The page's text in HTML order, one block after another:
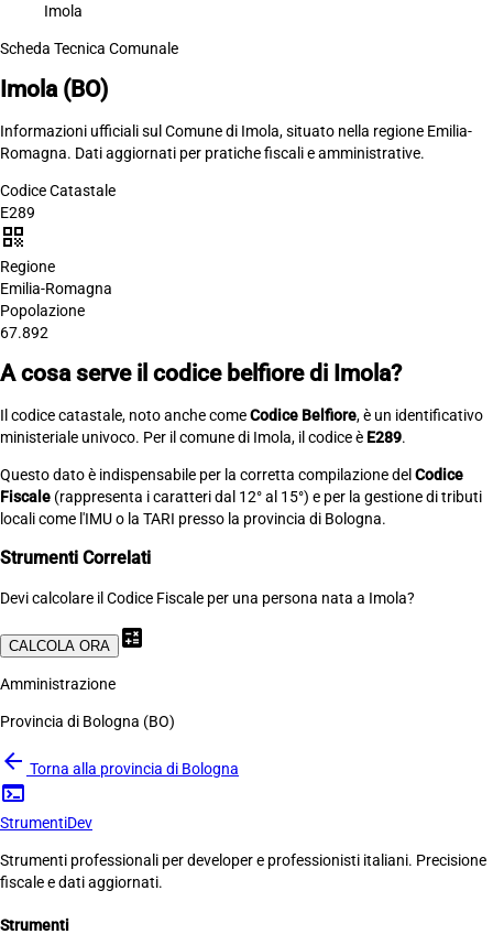
Imola
Scheda Tecnica Comunale
Imola (BO)
Informazioni ufficiali sul Comune di Imola, situato nella regione Emilia-
Romagna. Dati aggiornati per pratiche fiscali e amministrative.
Codice Catastale
E289
qr_code
Regione
Emilia-Romagna
Popolazione
67.892
A cosa serve il codice belfiore di Imola?
Il codice catastale, noto anche comeCodice Belfiore, è un identificativo
ministeriale univoco. Per il comune di Imola, il codice è E289.
Questo dato è indispensabile per la corretta compilazione del Codice
Fiscale (rappresenta i caratteri dal 12° al 15°) e per la gestione di tributi
locali come l'IMU o la TARI presso la provincia di Bologna.
Strumenti Correlati
Devi calcolare il Codice Fiscale per una persona nata a Imola?
CALCOLA ORA calculate
Amministrazione
Provincia di Bologna (BO)
arrow_back Torna alla provincia di Bologna
terminal
StrumentiDev
Strumenti professionali per developer e professionisti italiani. Precisione
fiscale e dati aggiornati.
Strumenti